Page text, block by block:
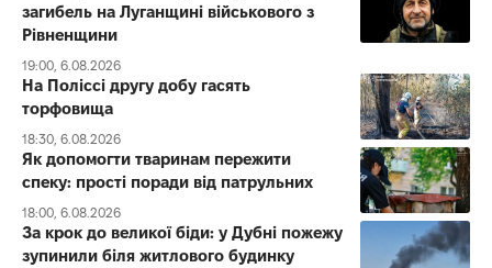
загибель на Луганщині військового з
Рівненщини
19:00, 6.08.2026
На Поліссі другу добу гасять
торфовища
18:30, 6.08.2026
Як допомогти тваринам пережити
спеку: прості поради від патрульних
18:00, 6.08.2026
За крок до великої біди: у Дубні пожежу
зупинили біля житлового будинку